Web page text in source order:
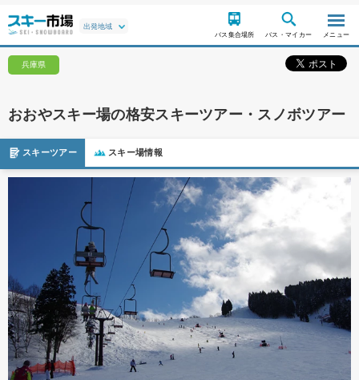
バス集合場所 バス・マイカー メニュー
兵庫県
おおやスキー場の格安スキーツアー・スノボツアー
スキーツアー スキー場情報